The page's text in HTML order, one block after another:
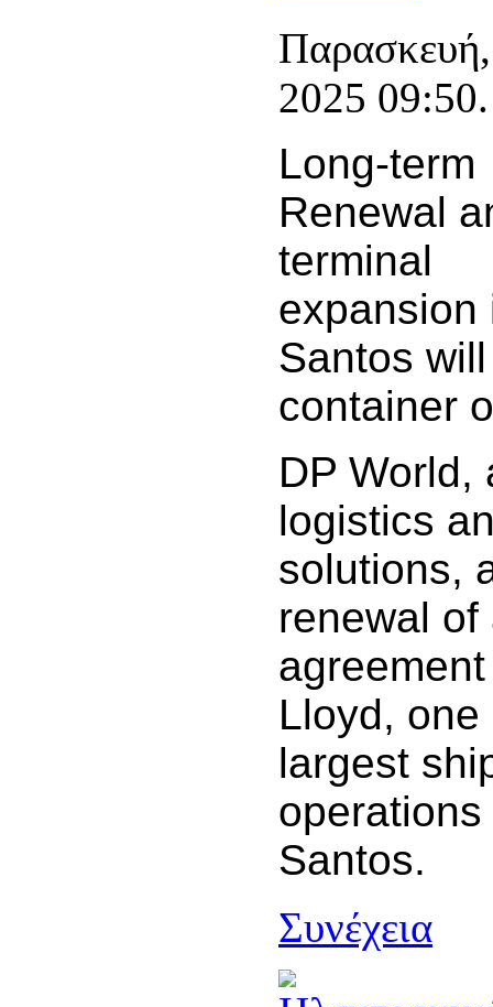
2025 09:50.
Long-term
Renewal
terminal
expansion
Santos
container
DP World,
logistics
solutions,
renewal of
Lloyd, one
largest
Santos.
Συνέχεια